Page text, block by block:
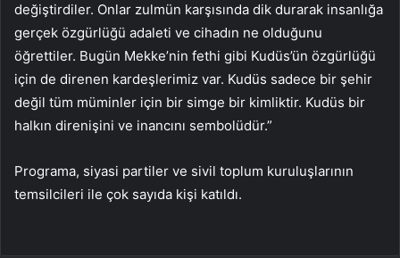
değiştirdiler. Onlar zulmün karşısında dik durarak insanlığa
gerçek özgürlüğü adaleti ve cihadın ne olduğunu
öğrettiler. Bugün Mekke’nin fethi gibi Kudüs’ün özgürlüğü
için de direnen kardeşlerimiz var. Kudüs sadece bir şehir
değil tüm müminler için bir simge bir kimliktir. Kudüs bir
halkın direnişini ve inancını sembolüdür.”
Programa, siyasi partiler ve sivil toplum kuruluşlarının
temsilcileri ile çok sayıda kişi katıldı.